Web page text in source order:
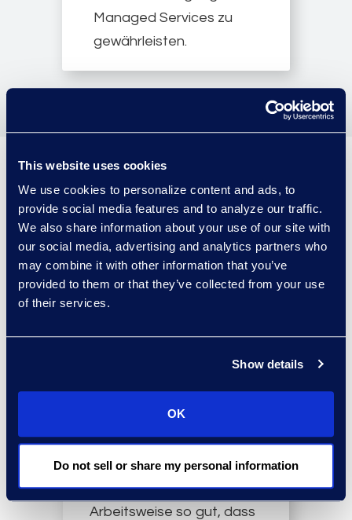
This website uses cookies
We use cookies to personalize content and ads, to
provide social media features and to analyze our traffic.
We also share information about your use of our site with
our social media, advertising and analytics partners who
may combine it with other information that you’ve
provided to them or that they’ve collected from your use
of their services.
Show details
OK
Do not sell or share my personal information
Managed Services zu
gewährleisten.
Lesen Sie, was
unsere Kunden
über Managed
Services sagen:
“Epiq kennt unsere
Arbeitsweise so gut, dass